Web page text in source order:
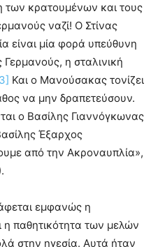
των κρατουμένων και τους
ναζί! Ο Στίνας
είναι μία φορά υπεύθυνη
η σταλινική
Και ο Μανούσακας τονίζει
να μην δραπετεύσουν.
ο Βασίλης Γιαννόγκωνας
Έξαρχος
από την Ακροναυπλία»,
εμφανώς η
παθητικότητα των μελών
στην ηγεσία. Αυτά ήταν